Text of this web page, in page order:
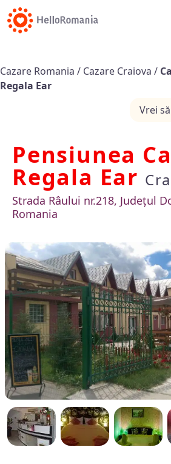
Cazare Romania / Cazare Craiova /
Regala Ear
Vrei
Pensiunea
Regala Ear
Strada Râului nr.218, Județul
Romania